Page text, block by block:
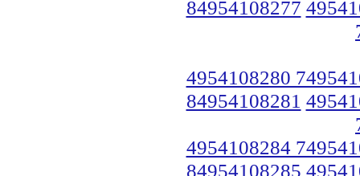
84954108277
4954108280
84954108281
4954108284
84954108285